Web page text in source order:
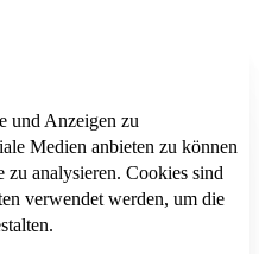
und Anzeigen zu
Medien anbieten zu können
analysieren. Cookies sind
verwendet werden, um die